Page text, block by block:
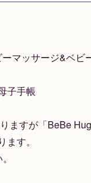
ッサージ&ベビ
子手帳
ますが「BeBe
す。